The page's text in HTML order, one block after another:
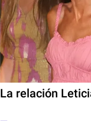
La relación